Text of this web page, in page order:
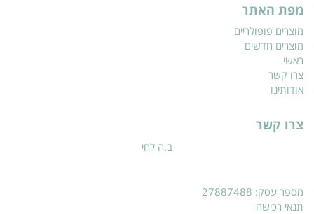
מפת האתר
מוצרים פופולריים
מוצרים חדשים
ראשי
צרו קשר
אודותינו
צרו קשר
ב.ה לחי
מספר עסק: 27887488
תנאי רכישה